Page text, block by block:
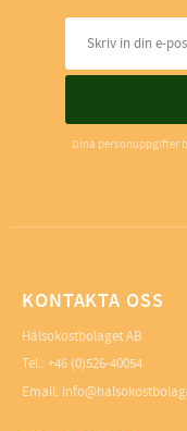
Dina personuppgifter
KONTAKTA OSS
Hälsokostbolaget AB
Tel.: +46 (0)526-40054
Email: